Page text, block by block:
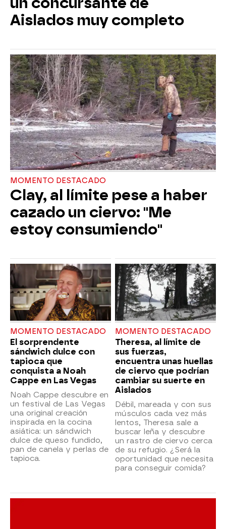
Aislados muy completo
MOMENTO DESTACADO
Clay, al límite pese a haber
cazado un ciervo: "Me
estoy consumiendo"
MOMENTO DESTACADO
El sorprendente
sándwich dulce con
tapioca que
conquista a Noah
Cappe en Las Vegas
Noah Cappe descubre en
un festival de Las Vegas
una original creación
inspirada en la cocina
asiática: un sándwich
dulce de queso fundido,
pan de canela y perlas de
tapioca.
MOMENTO DESTACADO
Theresa, al límite de
sus fuerzas,
encuentra unas huellas
de ciervo que podrían
cambiar su suerte en
Aislados
Débil, mareada y con sus
músculos cada vez más
lentos, Theresa sale a
buscar leña y descubre
un rastro de ciervo cerca
de su refugio. ¿Será la
oportunidad que necesita
para conseguir comida?